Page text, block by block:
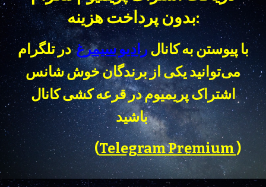
بدون پرداخت هزینه:
با پیوستن به کانالرادیو سیمرغدر تلگرام
می‌توانید یکی از برندگان خوش شانس
اشتراک پریمیوم در قرعه کشی کانال
باشید
(Telegram Premium)